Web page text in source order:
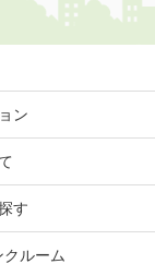
ン
す
ルーム